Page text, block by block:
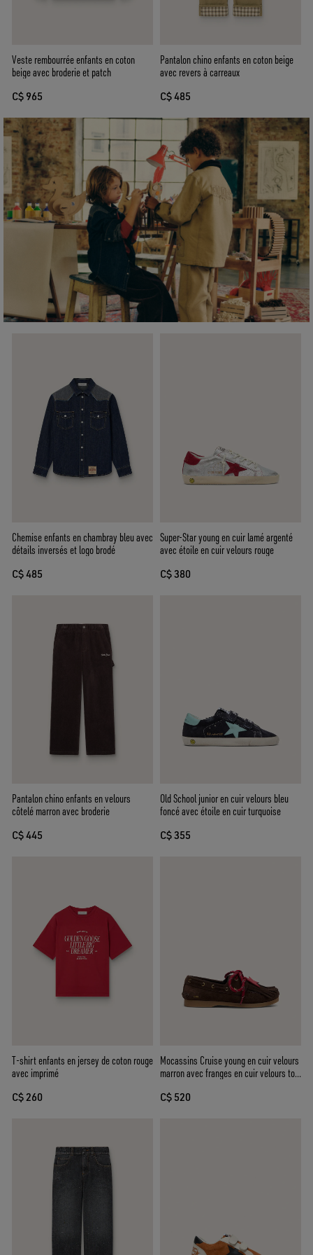
Veste rembourrée enfants en coton
beige avec broderie et patch
C$ 965
Pantalon chino enfants en coton beige
avec revers à carreaux
C$ 485
Chemise enfants en chambray bleu avec
détails inversés et logo brodé
C$ 485
Super-Star young en cuir lamé argenté
avec étoile en cuir velours rouge
C$ 380
Pantalon chino enfants en velours
côtelé marron avec broderie
C$ 445
Old School junior en cuir velours bleu
foncé avec étoile en cuir turquoise
C$ 355
T-shirt enfants en jersey de coton rouge
avec imprimé
C$ 260
Mocassins Cruise young en cuir velours
marron avec franges en cuir velours ton
C$ 520